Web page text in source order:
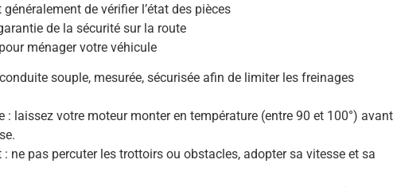
de vérifier l’état des pièces
de la sécurité sur la route
ménager votre véhicule
souple, mesurée, sécurisée afin de limiter les freinages
: laissez votre moteur monter en température (entre 90 et 100°) avant
ne pas percuter les trottoirs ou obstacles, adopter sa vitesse et sa